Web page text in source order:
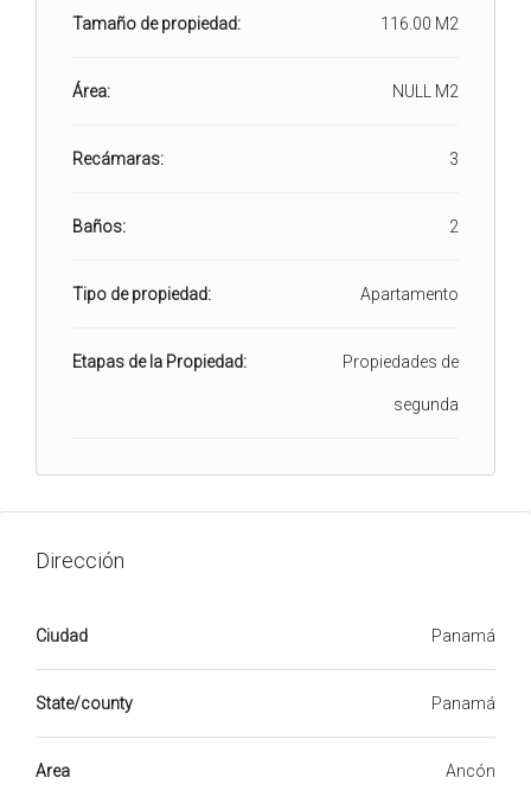
Tamaño de propiedad: 116.00 M2
Área: NULL M2
Recámaras: 3
Baños: 2
Tipo de propiedad: Apartamento
Etapas de la Propiedad: Propiedades de
segunda
Dirección
Ciudad Panamá
State/county Panamá
Area Ancón